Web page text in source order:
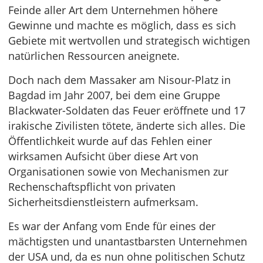
Feinde aller Art dem Unternehmen höhere
Gewinne und machte es möglich, dass es sich
Gebiete mit wertvollen und strategisch wichtigen
natürlichen Ressourcen aneignete.
Doch nach dem Massaker am Nisour-Platz in
Bagdad im Jahr 2007, bei dem eine Gruppe
Blackwater-Soldaten das Feuer eröffnete und 17
irakische Zivilisten tötete, änderte sich alles. Die
Öffentlichkeit wurde auf das Fehlen einer
wirksamen Aufsicht über diese Art von
Organisationen sowie von Mechanismen zur
Rechenschaftspflicht von privaten
Sicherheitsdienstleistern aufmerksam.
Es war der Anfang vom Ende für eines der
mächtigsten und unantastbarsten Unternehmen
der USA und, da es nun ohne politischen Schutz